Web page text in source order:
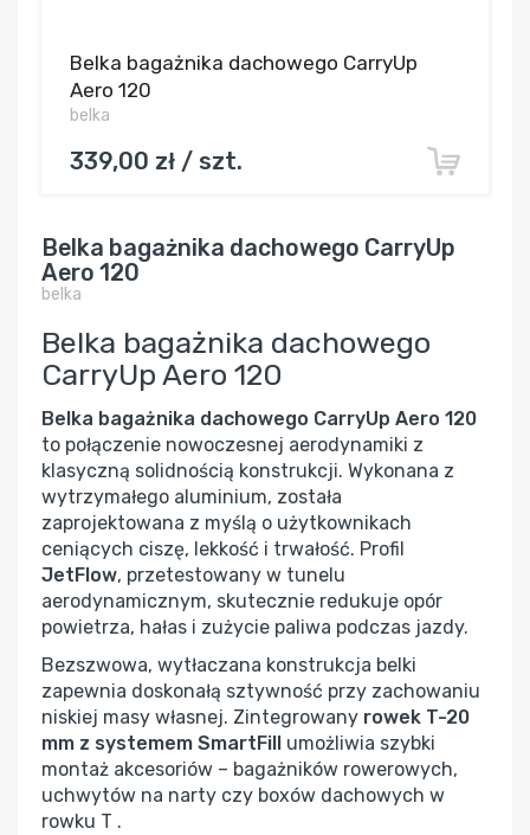
Belka bagażnika dachowego CarryUp
Aero 120
belka
339,00 zł / szt.
Belka bagażnika dachowego CarryUp
Aero 120
belka
Belka bagażnika dachowego
CarryUp Aero 120
Belka bagażnika dachowego CarryUp Aero 120
to połączenie nowoczesnej aerodynamiki z
klasyczną solidnością konstrukcji. Wykonana z
wytrzymałego aluminium, została
zaprojektowana z myślą o użytkownikach
ceniących ciszę, lekkość i trwałość. Profil
JetFlow, przetestowany w tunelu
aerodynamicznym, skutecznie redukuje opór
powietrza, hałas i zużycie paliwa podczas jazdy.
Bezszwowa, wytłaczana konstrukcja belki
zapewnia doskonałą sztywność przy zachowaniu
niskiej masy własnej. Zintegrowany rowek T-20
mm z systemem SmartFill
umożliwia szybki
montaż akcesoriów – bagażników rowerowych,
uchwytów na narty czy boxów dachowych w
rowku T .